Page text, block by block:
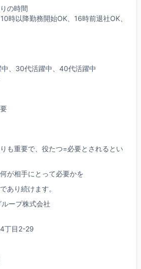
の時間
時以降勤務開始OK、16時前退社OK、
、30代活躍中、40代活躍中
も重要で、役たつ=必要とされるとい
が相手にとって必要かを
あり続けます。
ープ株式会社
丁目2-29